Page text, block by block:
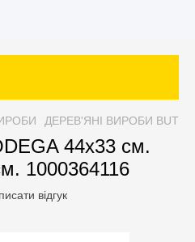
ДЕРЕВ'ЯНІ ВИРОБИ
44х33 см.
1000364116
відгук